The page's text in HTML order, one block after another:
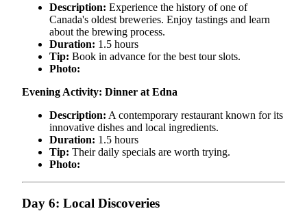
Description: Experience the history of one of
Canada's oldest breweries. Enjoy tastings and learn
about the brewing process.
Duration: 1.5 hours
Tip: Book in advance for the best tour slots.
Photo:
Evening Activity: Dinner at Edna
Description: A contemporary restaurant known for its
innovative dishes and local ingredients.
Duration: 1.5 hours
Tip: Their daily specials are worth trying.
Photo:
Day 6: Local Discoveries